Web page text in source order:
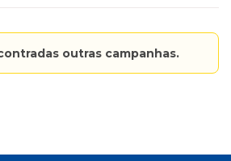
outras campanhas.